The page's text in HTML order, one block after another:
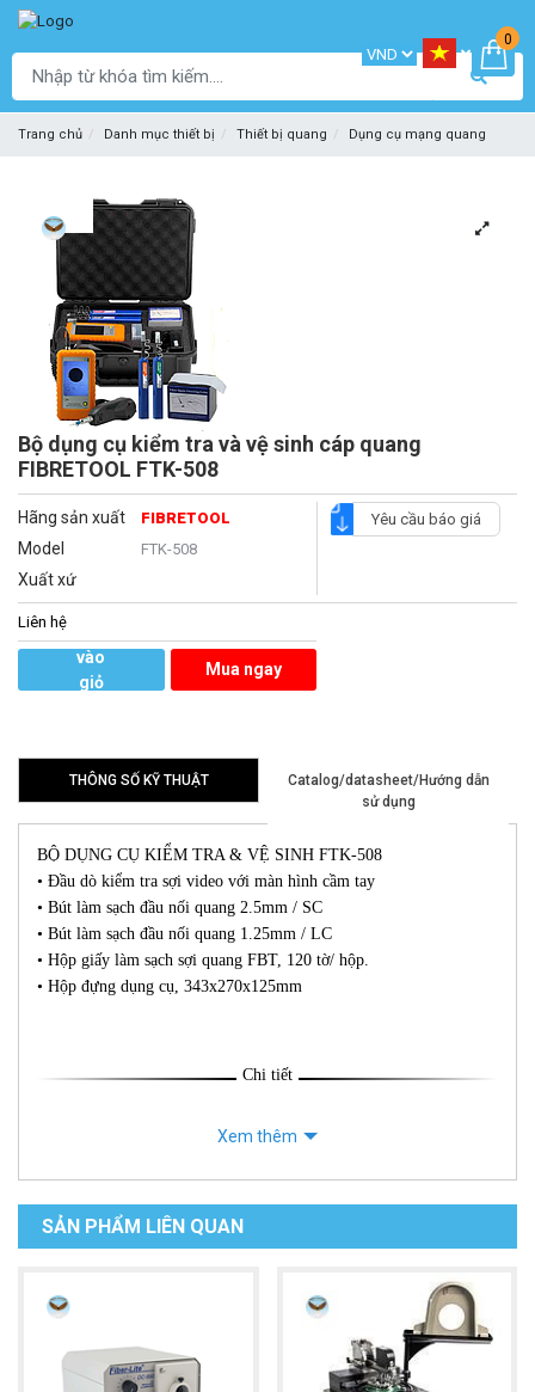
0
Trang chủ Danh mục thiết bị Thiết bị quang Dụng cụ mạng quang
Bộ dụng cụ kiểm tra và vệ sinh cáp quang
FIBRETOOL FTK-508
Hãng sản xuất FIBRETOOL
Model FTK-508
Xuất xứ
Yêu cầu báo giá
Liên hệ
vào
giỏ
Mua ngay
THÔNG SỐ KỸ THUẬT
Catalog/datasheet/Hướng dẫn
sử dụng
BỘ DỤNG CỤ KIỂM TRA & VỆ SINH FTK-508
• Đầu dò kiểm tra sợi video với màn hình cầm tay
• Bút làm sạch đầu nối quang 2.5mm / SC
• Bút làm sạch đầu nối quang 1.25mm / LC
• Hộp giấy làm sạch sợi quang FBT, 120 tờ/ hộp.
• Hộp đựng dụng cụ, 343x270x125mm
Chi tiết
Xem thêm
SẢN PHẨM LIÊN QUAN